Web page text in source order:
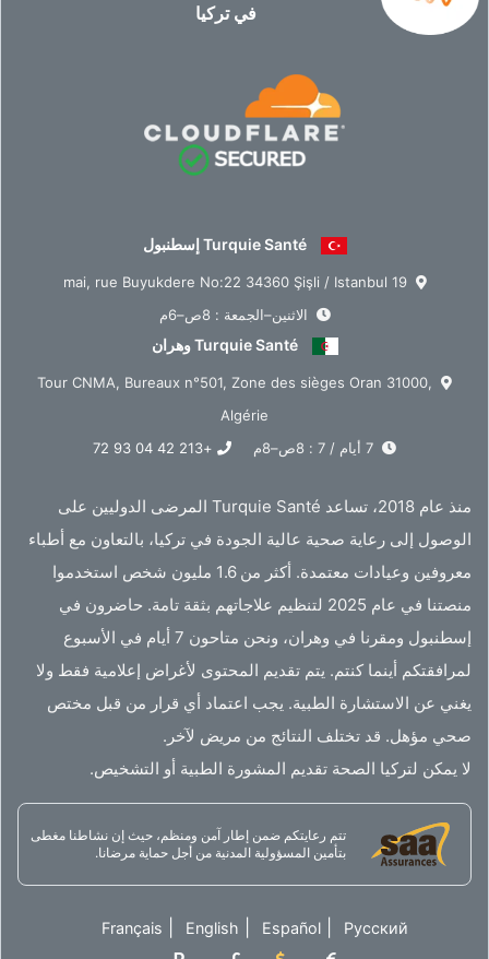
في تركيا
Turquie Santé إسطنبول
19 mai, rue Buyukdere No:22 34360 Şişli / Istanbul
الاثنين–الجمعة : 8ص–6م
Turquie Santé وهران
Tour CNMA, Bureaux n°501, Zone des sièges Oran 31000,
Algérie
+213 42 04 93 72
منذ عام 2018، تساعد Turquie Santé المرضى الدوليين على
الوصول إلى رعاية صحية عالية الجودة في تركيا، بالتعاون مع أطباء
معروفين وعيادات معتمدة. أكثر من 1.6 مليون شخص استخدموا
منصتنا في عام 2025 لتنظيم علاجاتهم بثقة تامة. حاضرون في
إسطنبول ومقرنا في وهران، ونحن متاحون 7 أيام في الأسبوع
لمرافقتكم أينما كنتم. يتم تقديم المحتوى لأغراض إعلامية فقط ولا
يغني عن الاستشارة الطبية. يجب اعتماد أي قرار من قبل مختص
صحي مؤهل. قد تختلف النتائج من مريض لآخر.
لا يمكن لتركيا الصحة تقديم المشورة الطبية أو التشخيص.
تتم رعايتكم ضمن إطار آمن ومنظم، حيث إن نشاطنا مغطى
بتأمين المسؤولية المدنية من أجل حماية مرضانا.
Français English Español| Русский